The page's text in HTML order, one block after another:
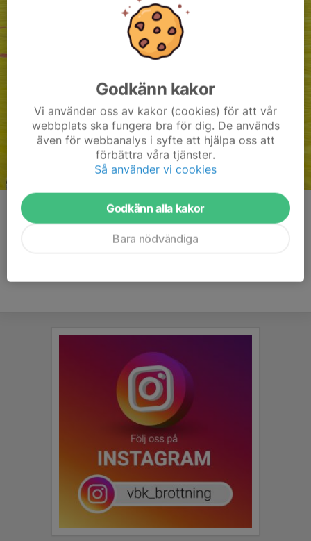
Kommentarer
Godkänn kakor
Vi använder oss av kakor (cookies) för att vår
webbplats ska fungera bra för dig. De används
även för webbanalys i syfte att hjälpa oss att
förbättra våra tjänster.
Så använder vi cookies
Godkänn alla kakor
Bara nödvändiga